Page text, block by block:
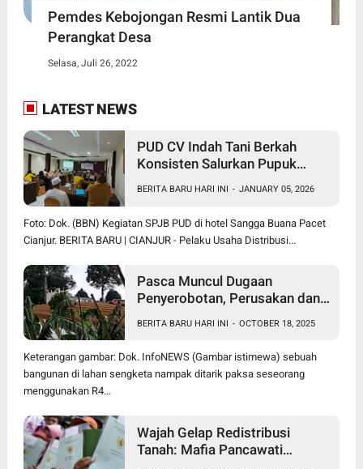
Pemdes Kebojongan Resmi Lantik Dua
Perangkat Desa
Selasa, Juli 26, 2022
LATEST NEWS
PUD CV Indah Tani Berkah
Konsisten Salurkan Pupuk
BERITA BARU HARI INI - JANUARY 05, 2026
Foto: Dok. (BBN) Kegiatan SPJB PUD di hotel Sangga Buana Pacet
Cianjur. BERITA BARU | CIANJUR - Pelaku Usaha Distribusi...
Pasca Muncul Dugaan
Penyerobotan, Perusakan dan
Pancawati Bogor, Kasusnya
Jadi Sorotan Publik
BERITA BARU HARI INI - OCTOBER 18, 2025
Keterangan gambar: Dok. InfoNEWS (Gambar istimewa) sebuah
bangunan di lahan sengketa nampak ditarik paksa seseorang
menggunakan R4...
Wajah Gelap Redistribusi
Tanah: Mafia Pancawati